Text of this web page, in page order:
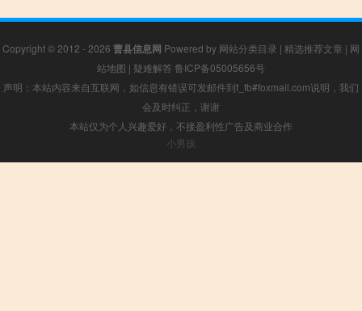
Copyright © 2012 - 2026 曹县信息网 Powered by 网站分类目录 | 精选推荐文章 | 网
站地图 | 疑难解答 鲁ICP备05005656号
声明：本站内容来自互联网，如信息有错误可发邮件到f_fb#foxmail.com说明，我们
会及时纠正，谢谢
本站仅为个人兴趣爱好，不接盈利性广告及商业合作
小男孩